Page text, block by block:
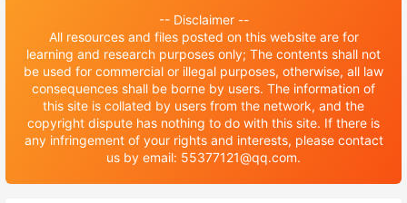
-- Disclaimer --
All resources and files posted on this website are for
learning and research purposes only; The contents shall not
be used for commercial or illegal purposes, otherwise, all law
consequences shall be borne by users. The information of
this site is collated by users from the network, and the
copyright dispute has nothing to do with this site. If there is
any infringement of your rights and interests, please contact
us by email: 55377121@qq.com.